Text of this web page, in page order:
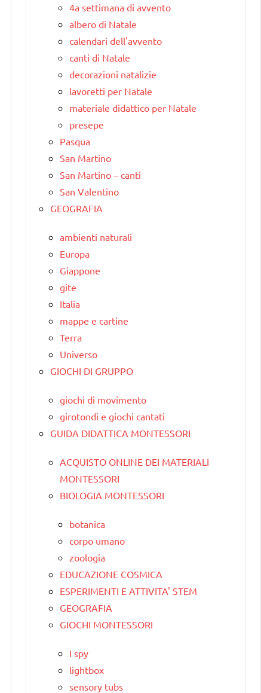
4a settimana di avvento
albero di Natale
calendari dell'avvento
canti di Natale
decorazioni natalizie
lavoretti per Natale
materiale didattico per Natale
presepe
Pasqua
San Martino
San Martino – canti
San Valentino
GEOGRAFIA
ambienti naturali
Europa
Giappone
gite
Italia
mappe e cartine
Terra
Universo
GIOCHI DI GRUPPO
giochi di movimento
girotondi e giochi cantati
GUIDA DIDATTICA MONTESSORI
ACQUISTO ONLINE DEI MATERIALI
MONTESSORI
BIOLOGIA MONTESSORI
botanica
corpo umano
zoologia
EDUCAZIONE COSMICA
ESPERIMENTI E ATTIVITA' STEM
GEOGRAFIA
GIOCHI MONTESSORI
I spy
lightbox
sensory tubs